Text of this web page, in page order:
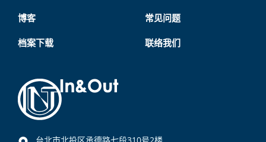
博客 常见问题
档案下载 联络我们